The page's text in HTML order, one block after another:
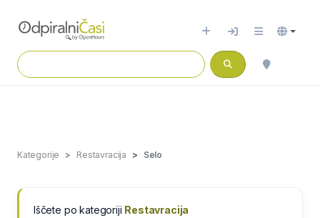
Kategorije Restavracija Selo
Iščete po kategoriji Restavracija